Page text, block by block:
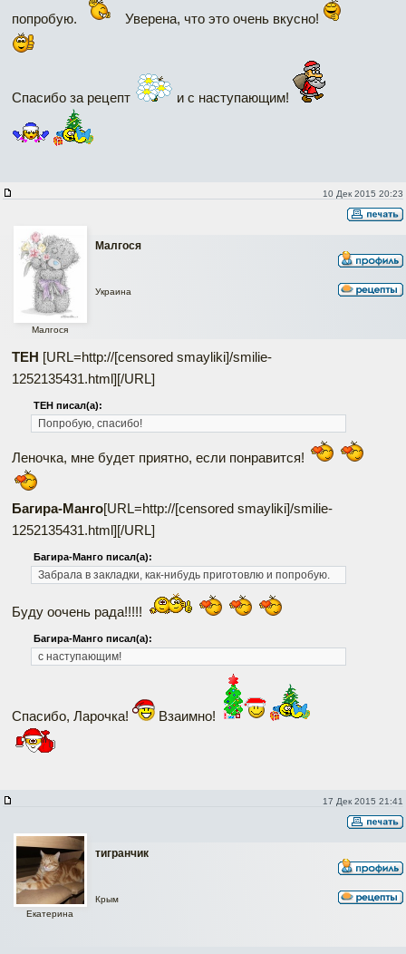
попробую. Уверена, что это очень вкусно!
Спасибо за рецепт и с наступающим!
10 Дек 2015 20:23
Малгося
Малгося
Украина
ТЕН [URL=http://[censored smayliki]/smilie-
1252135431.html][/URL]
ТЕН писал(а):
Попробую, спасибо!
Леночка, мне будет приятно, если понравится!
Багира-Манго[URL=http://[censored smayliki]/smilie-
1252135431.html][/URL]
Багира-Манго писал(а):
Забрала в закладки, как-нибудь приготовлю и попробую.
Буду оочень рада!!!!!
Багира-Манго писал(а):
с наступающим!
Спасибо, Ларочка! Взаимно!
17 Дек 2015 21:41
тигранчик
Екатерина
Крым